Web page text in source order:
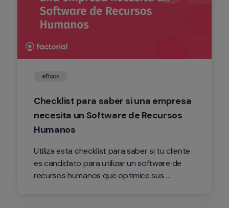
eBook
Checklist para saber si una empresa
necesita un Software de Recursos
Humanos
Utiliza esta checklist para saber si tu cliente
es candidato para utilizar un software de
recursos humanos que optimice sus